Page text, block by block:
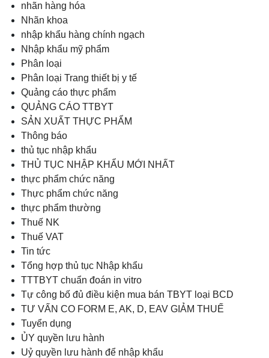
nhãn hàng hóa
Nhãn khoa
nhập khẩu hàng chính ngạch
Nhập khẩu mỹ phẩm
Phân loại
Phân loại Trang thiết bị y tế
Quảng cáo thực phẩm
QUẢNG CÁO TTBYT
SẢN XUẤT THỰC PHẨM
Thông báo
thủ tục nhập khẩu
THỦ TỤC NHẬP KHẨU MỚI NHẤT
thực phẩm chức năng
Thực phẩm chức năng
thực phẩm thường
Thuế NK
Thuế VAT
Tin tức
Tổng hợp thủ tục Nhập khẩu
TTTBYT chuẩn đoán in vitro
Tự công bố đủ điều kiện mua bán TBYT loại BCD
TƯ VẤN CO FORM E, AK, D, EAV GIẢM THUẾ
Tuyển dụng
ỦY quyền lưu hành
Uỷ quyền lưu hành để nhập khẩu